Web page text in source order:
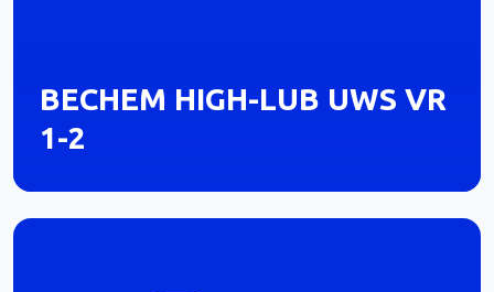
BECHEM HIGH-LUB UWS VR
1-2